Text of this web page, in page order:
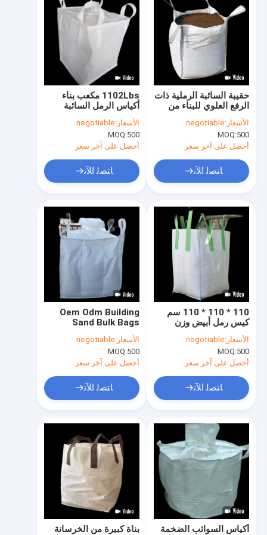
منتجات
معلومات عنا
مراقبة الجودة
اتصل بنا
أخبار
حالات
أكياس السائبة FIBC
أكياس السائبة الصناعية
أكياس السائبة الكيميائية
1102Lbs مكعب بناء
أكياس الرمل السائبة
والنفايات
الأسعار:negotiable
MOQ:500
أحصل على آخر سعر
ﺎﺘﺼﻟ ﺍﻶﻧ
حقيبة السائبة الرملية ذات
الرفع العلوي للبناء من
جم / م 2 سماكة
الأسعار:negotiable
MOQ:500
أحصل على آخر سعر
ﺎﺘﺼﻟ ﺍﻶﻧ
Oem Odm Building
Sand Bulk Bags
Rotundity Top Lift
2500kg Acid
Resistance
الأسعار:negotiable
MOQ:500
أحصل على آخر سعر
ﺎﺘﺼﻟ ﺍﻶﻧ
110 * 110 * 110 سم
كيس رمل أبيض وزن
الرملي
الأسعار:negotiable
MOQ:500
أحصل على آخر سعر
ﺎﺘﺼﻟ ﺍﻶﻧ
بناة كبيرة من الخرسانة
أكياس السوائب الضخمة